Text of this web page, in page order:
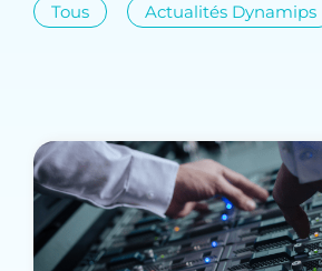
Tous Actualités Dynamips